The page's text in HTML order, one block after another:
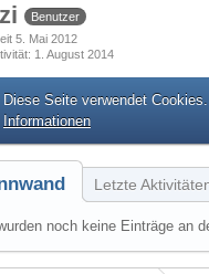
Benutzer
5. Mai 2012
1. August 2014
Diese Seite verwendet
Informationen
Letzte
noch keine Einträge an